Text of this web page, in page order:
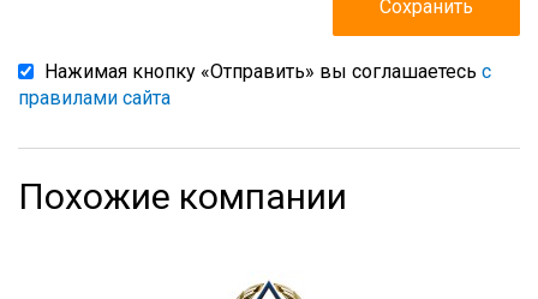
Нажимая кнопку «Отправить» вы соглашаетесь с
правилами сайта
Похожие компании